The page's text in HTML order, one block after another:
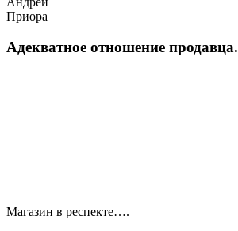
Приора
Адекватное отношение продавца.
Магазин в респекте….